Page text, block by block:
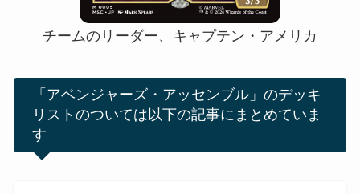
チームのリーダー、キャプテン・アメリカ
「アベンジャーズ・アッセンブル」のデッキ
リストのついては以下の記事にまとめていま
す